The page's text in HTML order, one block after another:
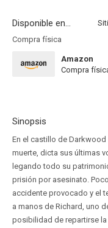
Disponible en...
Compra física
Amazon
Compra
Sinopsis
En el castillo de
muerte, dicta sus últimas
legando todo su
prisión por asesinato.
accidente provocado y el
a manos de Richard, uno
posibilidad de repartirse la